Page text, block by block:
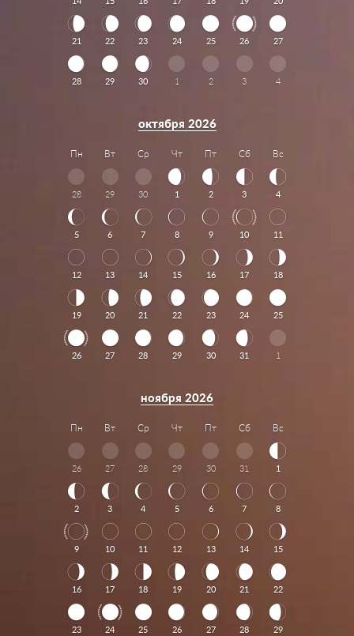
21 22 23 24 25 26 27
28 29 30 1 2 3 4
октября 2026
Пн Вт Ср Чт Пт Сб Вс
28 29 30 1 2 3 4
5 6 7 8 9 10 11
12 13 14 15 16 17 18
19 20 21 22 23 24 25
26 27 28 29 30 31 1
ноября 2026
Пн Вт Ср Чт Пт Сб Вс
26 27 28 29 30 31 1
2 3 4 5 6 7 8
9 10 11 12 13 14 15
16 17 18 19 20 21 22
23 24 25 26 27 28 29